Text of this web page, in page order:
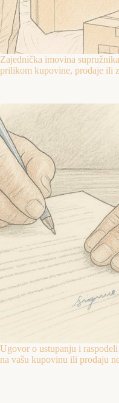
Zajednička imovina
prilikom kupovine, prodaje ili
Ugovor o ustupanju i
na vašu kupovinu ili prodaju